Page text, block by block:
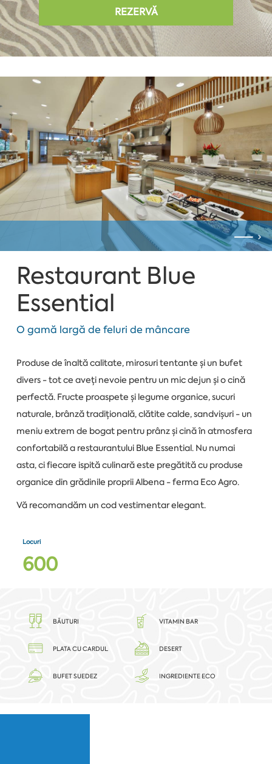
REZERVĂ
Restaurant Blue
Essential
O gamă largă de feluri de mâncare
Produse de înaltă calitate, mirosuri tentante și un bufet
divers - tot ce aveți nevoie pentru un mic dejun și o cină
perfectă. Fructe proaspete și legume organice, sucuri
naturale, brânză tradițională, clătite calde, sandvișuri - un
meniu extrem de bogat pentru prânz și cină în atmosfera
confortabilă a restaurantului Blue Essential. Nu numai
asta, ci fiecare ispită culinară este pregătită cu produse
organice din grădinile proprii Albena - ferma Eco Agro.
Vă recomandăm un cod vestimentar elegant.
Locuri
600
BĂUTURI VITAMIN BAR
PLATA CU CARDUL DESERT
BUFET SUEDEZ INGREDIENTE ECO